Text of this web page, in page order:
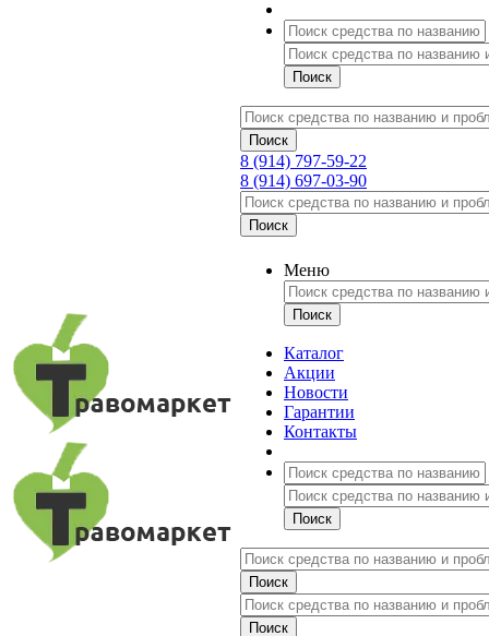
8 (914) 797-59-22
8 (914) 697-03-90
Меню
Каталог
Акции
Новости
Гарантии
Контакты